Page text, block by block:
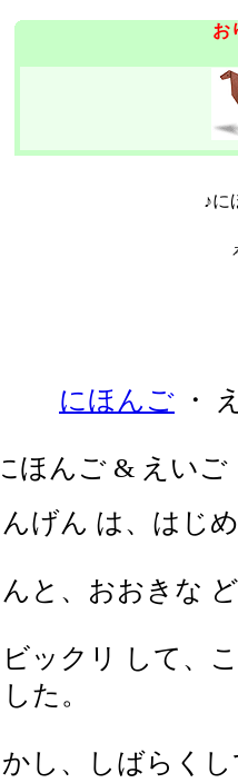
お
♪に
にほんご ・
ほんご & えいご
げん は、はじ
んと、おおきな
ビックリ して、
た。
し、しばらくし